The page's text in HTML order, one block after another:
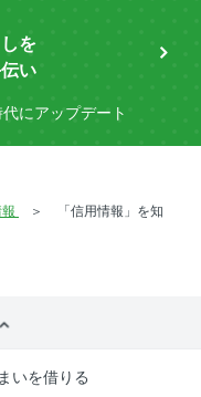
を
い
にアップデート
「信用情報」を知
いを借りる